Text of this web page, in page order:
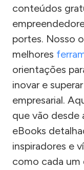
conteúdos
portes. Nosso
melhores
orientações
inovar e
empresarial.
que vão
eBooks
inspiradores e
como cada